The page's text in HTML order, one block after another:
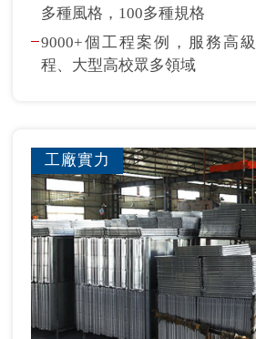
多種風格，100多種規格
9000+個工程案例，服務高
程、大型高校眾多領域
工廠實力